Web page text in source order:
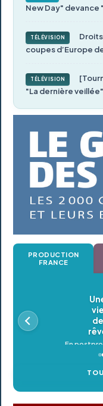
New Day" devance
TÉLÉVISION
coupes d’Europe
TÉLÉVISION
"La dernière
PRODUCTION
FRANCE
En